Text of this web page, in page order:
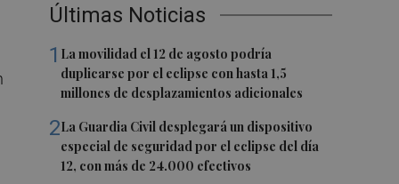
Últimas Noticias
1 La movilidad el 12 de agosto podría
duplicarse por el eclipse con hasta 1,5
millones de desplazamientos adicionales
2La Guardia Civil desplegará un dispositivo
especial de seguridad por el eclipse del día
12, con más de 24.000 efectivos